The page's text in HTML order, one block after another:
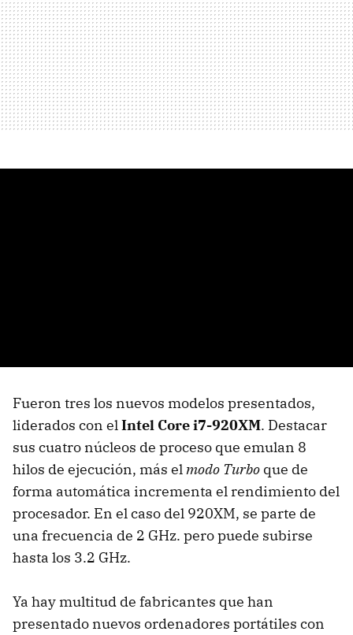
Fueron tres los nuevos modelos presentados,
liderados con elIntel Core i7-920XM. Destacar
sus cuatro núcleos de proceso que emulan 8
hilos de ejecución, más elmodo Turbo que de
forma automática incrementa el rendimiento del
procesador. En el caso del 920XM, se parte de
una frecuencia de 2 GHz. pero puede subirse
hasta los 3.2 GHz.
Ya hay multitud de fabricantes que han
presentado nuevos ordenadores portátiles con